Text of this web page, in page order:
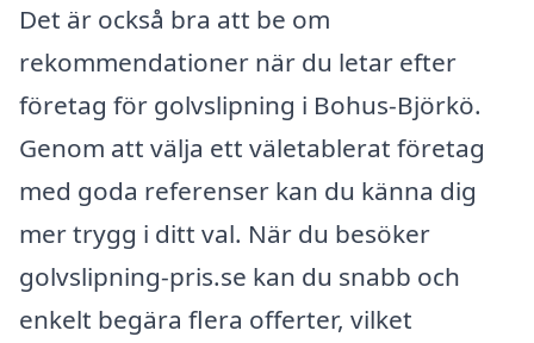
Det är också bra att be om
rekommendationer när du letar efter
företag för golvslipning i Bohus-Björkö.
Genom att välja ett väletablerat företag
med goda referenser kan du känna dig
mer trygg i ditt val. När du besöker
golvslipning-pris.se kan du snabb och
enkelt begära flera offerter, vilket